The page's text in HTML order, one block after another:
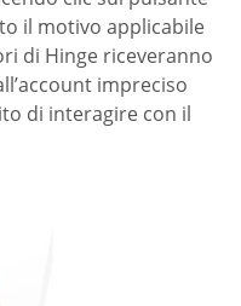
il motivo applicabile
di Hinge riceveranno
impreciso
di interagire con il